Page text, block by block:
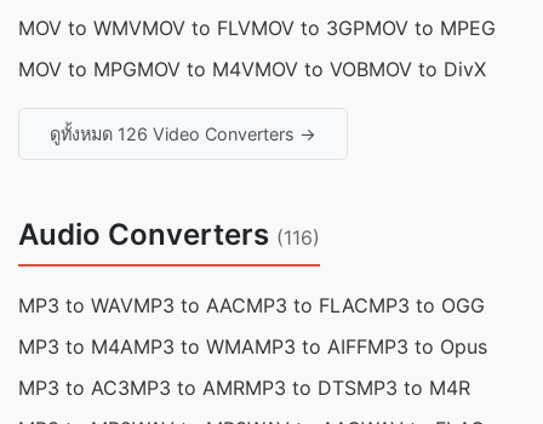
MOV to WMVMOV to FLVMOV to 3GPMOV to MPEG
MOV to MPGMOV to M4VMOV to VOBMOV to DivX
ดูทั้งหมด 126 Video Converters →
Audio Converters (116)
MP3 to WAVMP3 to AACMP3 to FLACMP3 to OGG
MP3 to M4AMP3 to WMAMP3 to AIFFMP3 to Opus
MP3 to AC3MP3 to AMRMP3 to DTSMP3 to M4R